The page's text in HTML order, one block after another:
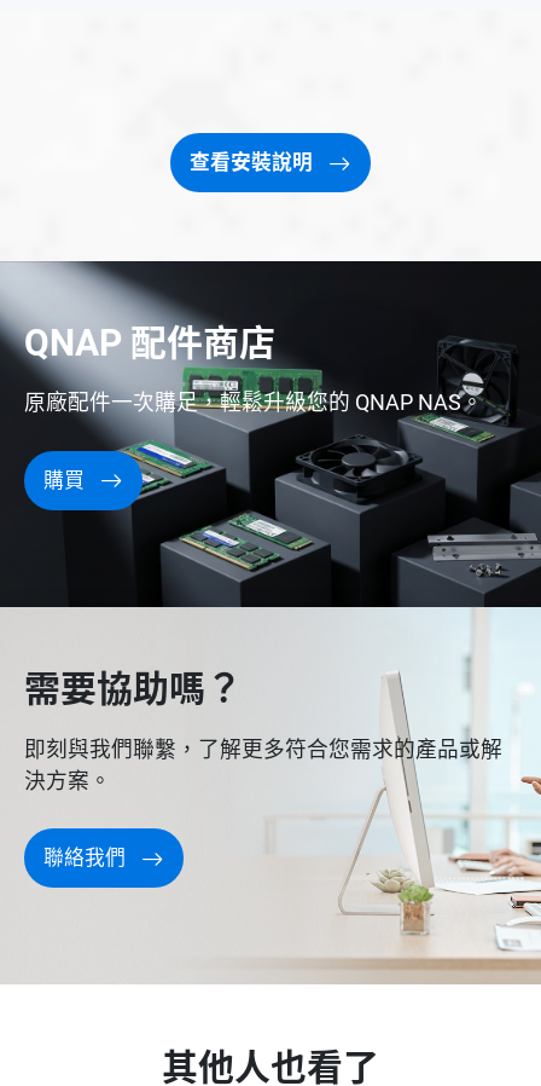
查看安裝說明
QNAP 配件商店
原廠配件一次購足，輕鬆升級您的 QNAP NAS。
購買
需要協助嗎？
即刻與我們聯繫，了解更多符合您需求的產品或解
決方案。
聯絡我們
其他人也看了